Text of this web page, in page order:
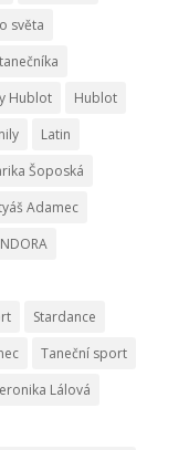
světa
Hublot
Hublot
Latin
Šoposká
Adamec
Stardance
Taneční sport
Lálová